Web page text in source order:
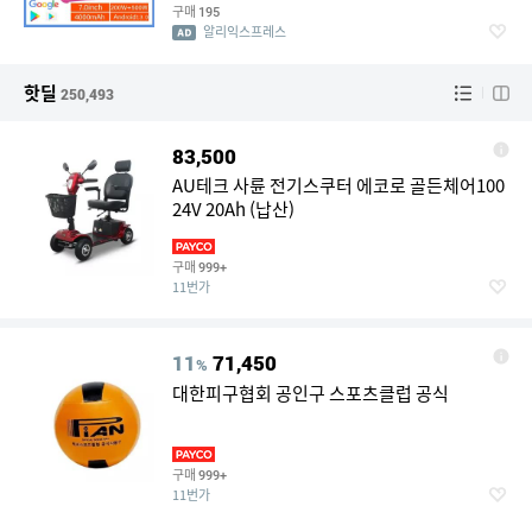
구매 195
알리익스프레스
핫딜 250,493
83,500
AU테크 사륜 전기스쿠터 에코로 골든체어100
24V 20Ah (납산)
구매 999+
11번가
11% 71,450
대한피구협회 공인구 스포츠클럽 공식
구매 999+
11번가